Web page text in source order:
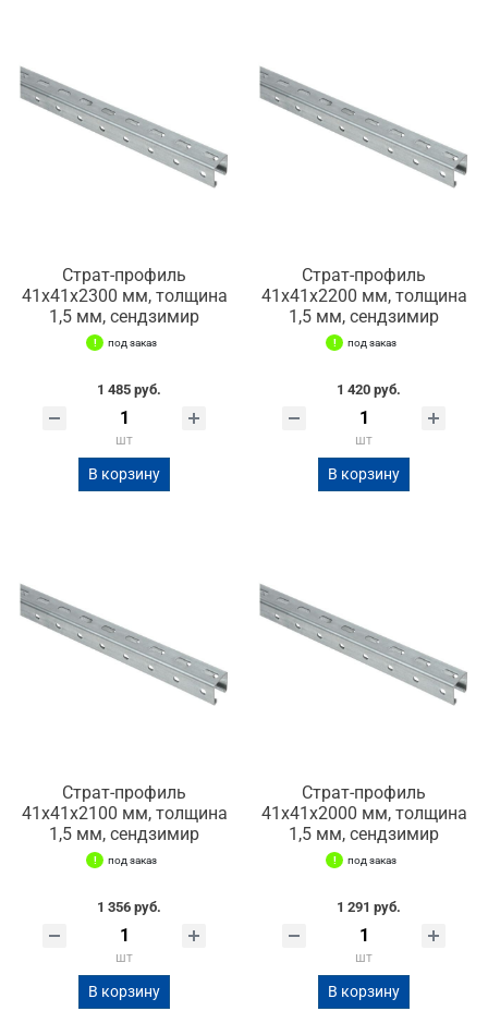
Страт-профиль
41х41х2300 мм, толщина
1,5 мм, сендзимир
под заказ
1 485 руб.
шт
В корзину
Страт-профиль
41х41х2200 мм, толщина
1,5 мм, сендзимир
под заказ
1 420 руб.
шт
В корзину
Страт-профиль
41х41х2100 мм, толщина
1,5 мм, сендзимир
под заказ
1 356 руб.
шт
В корзину
Страт-профиль
41х41х2000 мм, толщина
1,5 мм, сендзимир
под заказ
1 291 руб.
шт
В корзину